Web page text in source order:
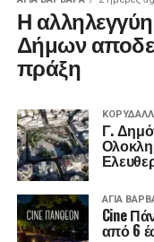
Η
Δήμων
πράξη
Γ.
ΑΓΙΑ
Cine
από 6